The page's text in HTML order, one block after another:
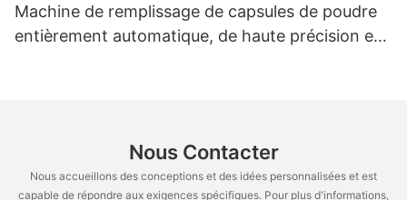
Machine de remplissage de capsules de poudre
entièrement automatique, de haute précision et
Nous Contacter
Nous accueillons des conceptions et des idées personnalisées et est
capable de répondre aux exigences spécifiques. Pour plus d'informations,